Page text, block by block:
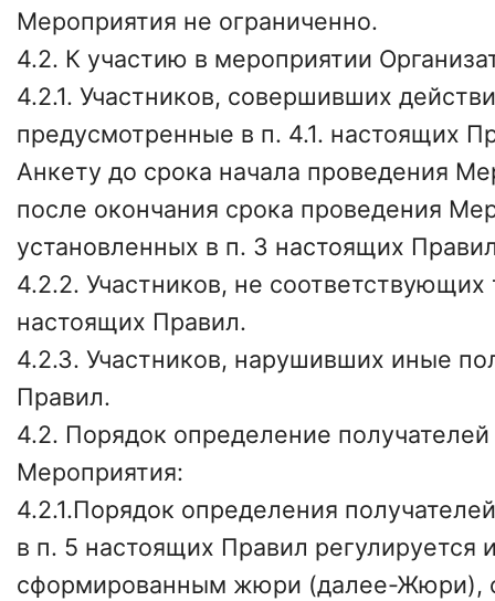
Мероприятия не ограниченно.
4.2. К участию в мероприятии
4.2.1. Участников, совершивших
предусмотренные в п. 4.1. настоящих
Анкету до срока начала проведения
после окончания срока проведения
установленных в п. 3 настоящих
4.2.2. Участников, не
настоящих Правил.
4.2.3. Участников, нарушивших иные
Правил.
4.2. Порядок определение
Мероприятия:
4.2.1.Порядок определения
в п. 5 настоящих Правил регулируется
сформированным жюри (далее-Жюри),